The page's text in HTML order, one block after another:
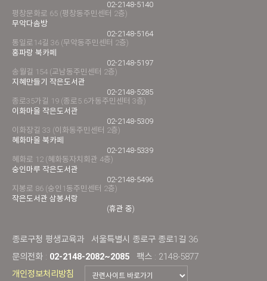
02-2148-5140
평창문화로 65 (평창동주민센터 2층)
무악다솜방
02-2148-5164
통일로14길 36 (무악동주민센터 2층)
홍파랑 북카페
02-2148-5197
송월길 154 (교남동주민센터 2층)
지혜만들기 작은도서관
02-2148-5285
종로35가길 19 (종로5.6가동주민센터 3층)
이화마을 작은도서관
02-2148-5309
이화장길 33 (이화동주민센터 2층)
혜화마을 북카페
02-2148-5339
혜화로 12 (혜화동자치회관 4층)
숭인마루 작은도서관
02-2148-5496
지봉로 86 (숭인1동주민센터 2층)
작은도서관 삼봉서랑
(휴관 중)
종로구청 평생교육과
서울특별시 종로구 종로1길 36
문의전화 : 02-2148-2082~2085
팩스 : 2148-5877
개인정보처리방침